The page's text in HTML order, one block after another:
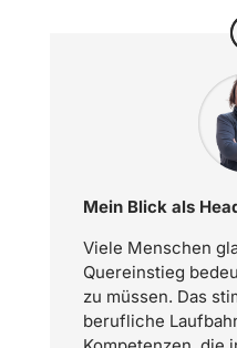
Mein Blick als
Viele Menschen
Quereinstieg
zu müssen. Das
berufliche